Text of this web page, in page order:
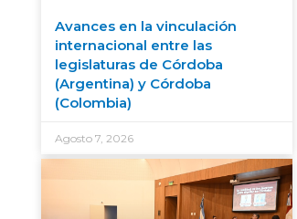
Avances en la vinculación
internacional entre las
legislaturas de Córdoba
(Argentina) y Córdoba
(Colombia)
Agosto 7, 2026